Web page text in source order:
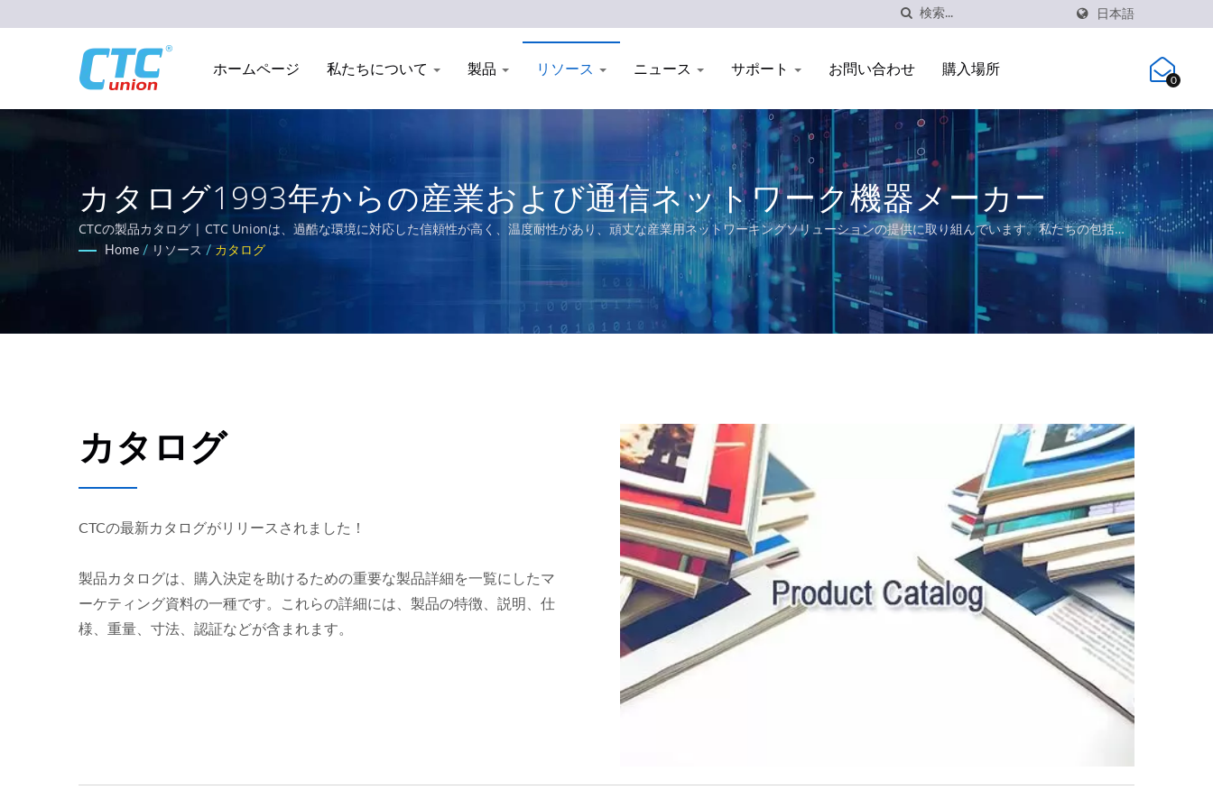
日本語
ホームページ 私たちについて 製品 リソース ニュース サポート お問い合わせ 購入場所
0
カタログ1993年からの産業および通信ネットワーク機器メーカー
CTCの製品カタログ | CTC Unionは、過酷な環境に対応した信頼性が高く、温度耐性があり、頑丈な産業用ネットワーキングソリューションの提供に取り組んでいます。私たちの包括的
な製品ポートフォリオには、L3/L2マネージドスイッチ、PoEソリューション、および鉄道、電力ユーティリティ、輸送、ネットワークのEN50155、IEC 61850-3、E-Mark要件を満たす認
Home / リソース / カタログ
カタログ
CTCの最新カタログがリリースされました！
製品カタログは、購入決定を助けるための重要な製品詳細を一覧にしたマ
ーケティング資料の一種です。これらの詳細には、製品の特徴、説明、仕
様、重量、寸法、認証などが含まれます。